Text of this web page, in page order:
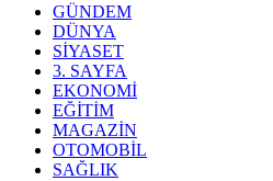
GÜNDEM
DÜNYA
SİYASET
3. SAYFA
EKONOMİ
EĞİTİM
MAGAZİN
OTOMOBİL
SAĞLIK